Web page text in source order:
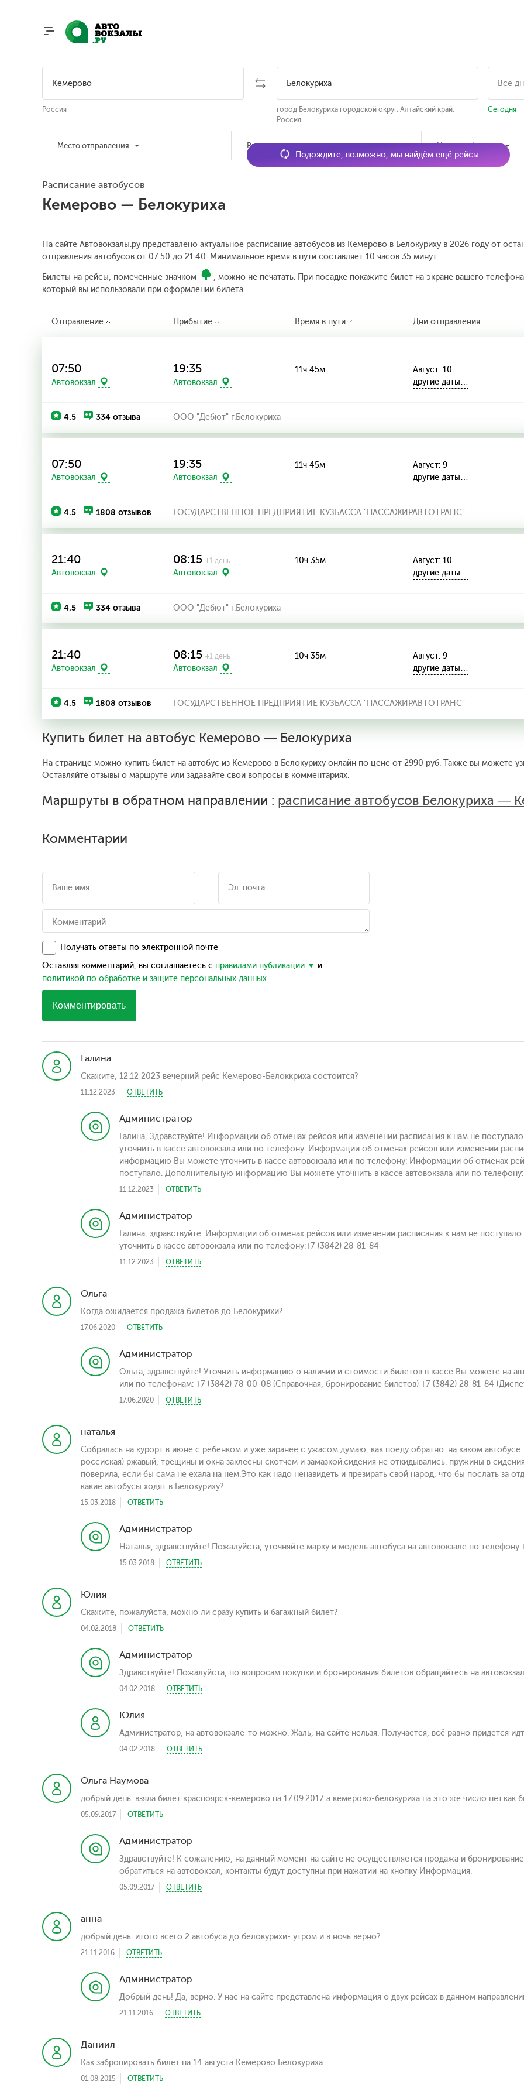
Россия
город Белокуриха городской округ, Алтайский край,
Россия
Сегодня
Место отправления Время отправления Наличие билетов
Расписание автобусов
Кемерово — Белокуриха
На сайте Автовокзалы.ру представлено актуальное расписание автобусов из Кемерово в Белокуриху в 2026 году от
отправления автобусов от 07:50 до 21:40. Минимальное время в пути составляет 10 часов 35 минут.
Билеты на рейсы, помеченные значком
, можно не печатать. При посадке покажите билет на экране вашего
который вы использовали при оформлении билета.
Подождите, возможно, мы найдём ещё рейсы...
Отправление Прибытие Время в пути Дни отправления
07:50
Автовокзал
19:35
Автовокзал
11ч 45м
Август: 10
другие даты…
4.5 334 отзыва ООО "Дебют" г.Белокуриха
07:50
Автовокзал
19:35
Автовокзал
11ч 45м
Август: 9
другие даты…
4.5 1808 отзывов ГОСУДАРСТВЕННОЕ ПРЕДПРИЯТИЕ КУЗБАССА "ПАССАЖИРАВТОТРАНС"
21:40
Автовокзал
08:15 +1 день
Автовокзал
10ч 35м
Август: 10
другие даты…
4.5 334 отзыва ООО "Дебют" г.Белокуриха
21:40
Автовокзал
08:15 +1 день
Автовокзал
10ч 35м
Август: 9
другие даты…
4.5 1808 отзывов ГОСУДАРСТВЕННОЕ ПРЕДПРИЯТИЕ КУЗБАССА "ПАССАЖИРАВТОТРАНС"
Купить билет на автобус Кемерово — Белокуриха
На странице можно купить билет на автобус из Кемерово в Белокуриху онлайн по цене от 2990 руб. Также вы можете
Оставляйте отзывы о маршруте или задавайте свои вопросы в комментариях.
Маршруты в обратном направлении : расписание автобусов Белокуриха —
Комментарии
Получать ответы по электронной почте
Оставляя комментарий, вы соглашаетесь с правилами публикации
и
политикой по обработке и защите персональных данных
Комментировать
Галина
Скажите, 12.12 2023 вечерний рейс Кемерово-Белоккриха состоится?
11.12.2023 ОТВЕТИТЬ
Администратор
Галина, Здравствуйте! Информации об отменах рейсов или изменении расписания к нам не
уточнить в кассе автовокзала или по телефону: Информации об отменах рейсов или изменении
информацию Вы можете уточнить в кассе автовокзала или по телефону: Информации об отменах
поступало. Дополнительную информацию Вы можете уточнить в кассе автовокзала или по телефону:
11.12.2023 ОТВЕТИТЬ
Администратор
Галина, здравствуйте. Информации об отменах рейсов или изменении расписания к нам не
уточнить в кассе автовокзала или по телефону:+7 (3842) 28-81-84
11.12.2023 ОТВЕТИТЬ
Ольга
Когда ожидается продажа билетов до Белокурихи?
17.06.2020 ОТВЕТИТЬ
Администратор
Ольга, здравствуйте! Уточнить информацию о наличии и стоимости билетов в кассе Вы можете на
или по телефонам: +7 (3842) 78-00-08 (Справочная, бронирование билетов) +7 (3842) 28-81-84
17.06.2020 ОТВЕТИТЬ
наталья
Собралась на курорт в июне с ребенком и уже заранее с ужасом думаю, как поеду обратно .на каком
россиская) ржавый, трещины и окна заклеены скотчем и замазкой.сидения не откидывались. пружины в
поверила, если бы сама не ехала на нем.Это как надо ненавидеть и презирать свой народ, что бы послать за
какие автобусы ходят в Белокуриху?
15.03.2018 ОТВЕТИТЬ
Администратор
Наталья, здравствуйте! Пожалуйста, уточняйте марку и модель автобуса на автовокзале по
15.03.2018 ОТВЕТИТЬ
Юлия
Скажите, пожалуйста, можно ли сразу купить и багажный билет?
04.02.2018 ОТВЕТИТЬ
Администратор
Здравствуйте! Пожалуйста, по вопросам покупки и бронирования билетов обращайтесь на
04.02.2018 ОТВЕТИТЬ
Юлия
Администратор, на автовокзале-то можно. Жаль, на сайте нельзя. Получается, всё равно придется
04.02.2018 ОТВЕТИТЬ
Ольга Наумова
добрый день .взяла билет красноярск-кемерово на 17.09.2017 а кемерово-белокуриха на это же число нет.как
05.09.2017 ОТВЕТИТЬ
Администратор
Здравствуйте! К сожалению, на данный момент на сайте не осуществляется продажа и
обратиться на автовокзал, контакты будут доступны при нажатии на кнопку Информация.
05.09.2017 ОТВЕТИТЬ
анна
добрый день. итого всего 2 автобуса до белокурихи- утром и в ночь верно?
21.11.2016 ОТВЕТИТЬ
Администратор
Добрый день! Да, верно. У нас на сайте представлена информация о двух рейсах в данном
21.11.2016 ОТВЕТИТЬ
Даниил
Как забронировать билет на 14 августа Кемерово Белокуриха
01.08.2015 ОТВЕТИТЬ